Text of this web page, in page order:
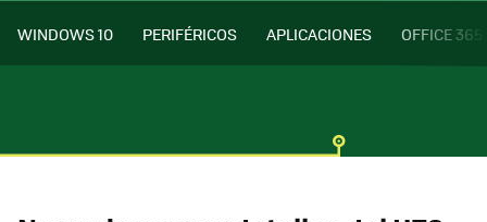
WINDOWS 10 PERIFÉRICOS APLICACIONES OFFICE 365